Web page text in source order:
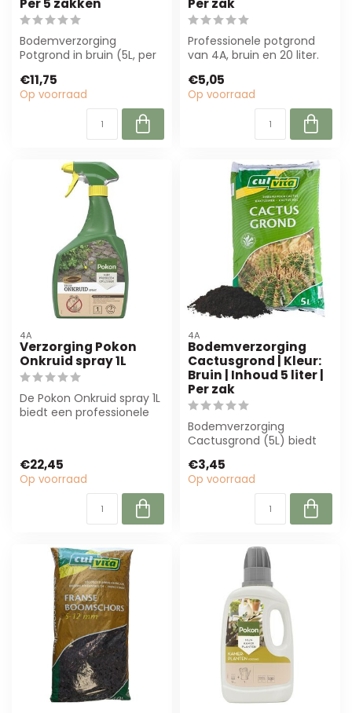
Per 5 zakken
Bodemverzorging
Potgrond in bruin (5L, per
natuurlijke basis...
€11,75
Op voorraad
Per zak
Professionele potgrond
van 4A, bruin en 20 liter.
inte...
€5,05
Op voorraad
4A
Verzorging Pokon
Onkruid spray 1L
De Pokon Onkruid spray 1L
biedt een professionele
€22,45
Op voorraad
4A
Bodemverzorging
Cactusgrond | Kleur:
Bruin | Inhoud 5 liter |
Per zak
Bodemverzorging
Cactusgrond (5L) biedt
luchtigheid voor cac...
€3,45
Op voorraad